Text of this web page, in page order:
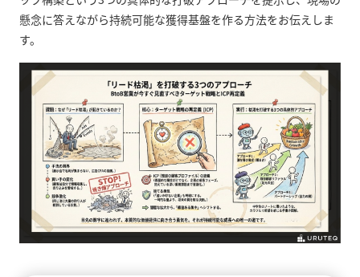
懸念に答えながら持続可能な獲得基盤を作る方法をお伝えしま
す。